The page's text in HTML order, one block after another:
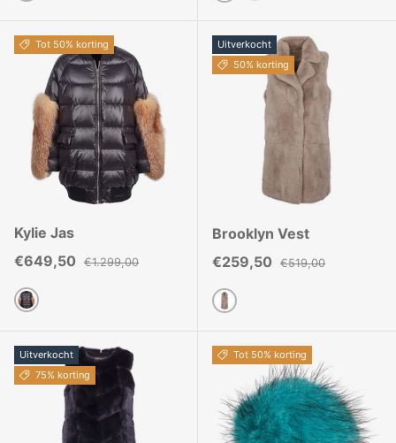
Aqua Middernacht BlauwBeigeTaupe
Tot 50% korting
Kylie Jas
Verkoopprijs
€649,50 Reguliere prijs
€1.299,00
Zwart
Uitverkocht
50% korting
Brooklyn Vest
Verkoopprijs
€259,50 Reguliere prijs
€519,00
Paddestoel
Uitverkocht
75% korting
Tot 50% korting